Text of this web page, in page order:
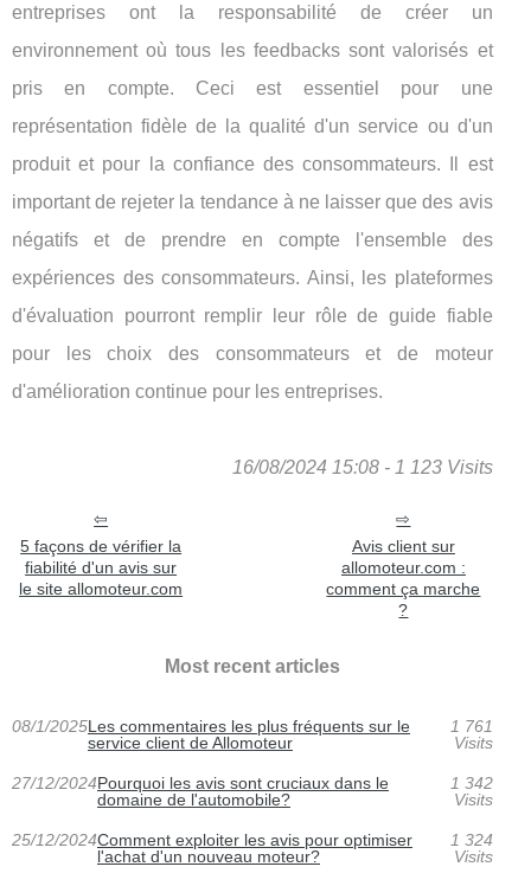
entreprises ont la responsabilité de créer un
environnement où tous les feedbacks sont valorisés et
pris en compte. Ceci est essentiel pour une
représentation fidèle de la qualité d'un service ou d'un
produit et pour la confiance des consommateurs. Il est
important de rejeter la tendance à ne laisser que des avis
négatifs et de prendre en compte l'ensemble des
expériences des consommateurs. Ainsi, les plateformes
d'évaluation pourront remplir leur rôle de guide fiable
pour les choix des consommateurs et de moteur
d'amélioration continue pour les entreprises.
16/08/2024 15:08 - 1 123 Visits
5 façons de vérifier la
fiabilité d'un avis sur
le site allomoteur.com
Avis client sur
allomoteur.com :
comment ça marche
?
Most recent articles
08/1/2025Les commentaires les plus fréquents sur le
service client de Allomoteur
1 761
Visits
27/12/2024Pourquoi les avis sont cruciaux dans le
domaine de l'automobile?
1 342
Visits
25/12/2024Comment exploiter les avis pour optimiser
l'achat d'un nouveau moteur?
1 324
Visits